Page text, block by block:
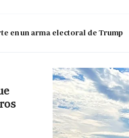
en un arma electoral de Trump